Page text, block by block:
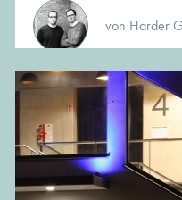
von Harder